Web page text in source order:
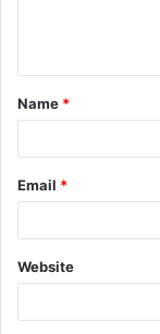
Name *
Email *
Website